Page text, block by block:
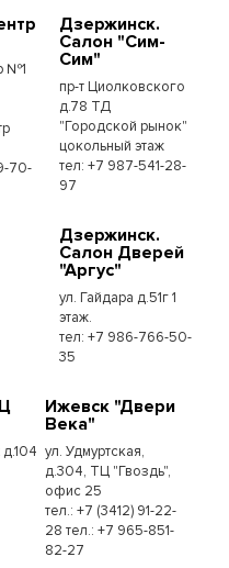
№1
70-
Дзержинск.
Салон "Сим-
Сим"
пр-т Циолковского
д.78 ТД
"Городской рынок"
цокольный этаж
тел: +7 987-541-28-
97
Дзержинск.
Салон Дверей
"Аргус"
ул. Гайдара д.51г 1
этаж.
тел: +7 986-766-50-
35
Ижевск "Двери
Века"
ул. Удмуртская,
д.304, ТЦ "Гвоздь",
офис 25
тел.: +7 (3412) 91-22-
28 тел.: +7 965-851-
82-27